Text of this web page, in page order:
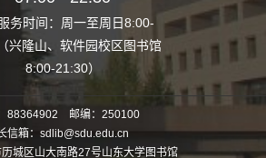
务时间：周一至周日8:00-
兴隆山、软件园校区图书馆
8:00-21:30）
人工服务时间
22:00（兴隆山
88364902 邮编：250100
信箱：sdlib@sdu.edu.cn
城区山大南路27号山东大学图书馆